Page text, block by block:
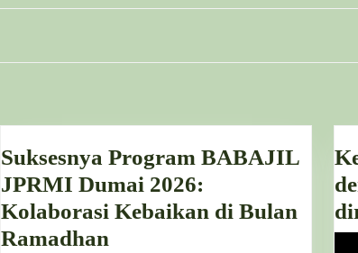
Suksesnya Program BABAJIL
JPRMI Dumai 2026:
Kolaborasi Kebaikan di Bulan
Ramadhan